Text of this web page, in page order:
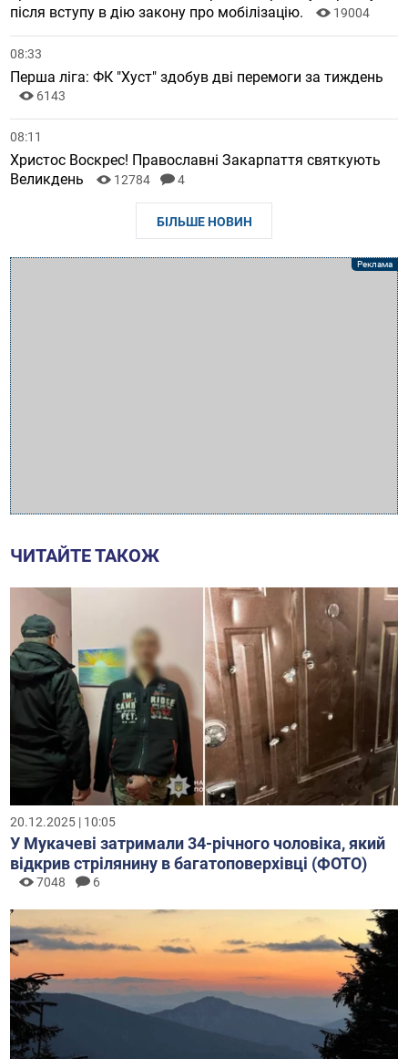
після вступу в дію закону про мобілізацію.
19004
08:33
Перша ліга: ФК "Хуст" здобув дві перемоги за тиждень
6143
08:11
Христос Воскрес! Православні Закарпаття святкують
Великдень
12784 4
БІЛЬШЕ НОВИН
ЧИТАЙТЕ ТАКОЖ
20.12.2025 | 10:05
У Мукачеві затримали 34-річного чоловіка, який
відкрив стрілянину в багатоповерхівці (ФОТО)
7048 6